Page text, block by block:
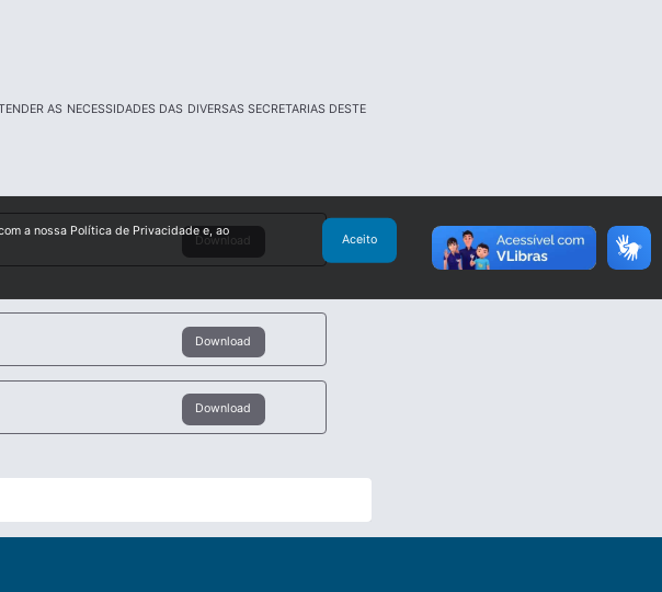
AS NECESSIDADES DAS DIVERSAS SECRETARIAS DESTE
Download
Download
Download
a nossa Política de Privacidade e, ao
Aceito